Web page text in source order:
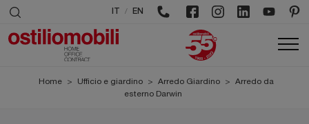
/ EN
Home > Ufficio e giardino > Arredo Giardino > Arredo da
esterno Darwin